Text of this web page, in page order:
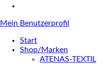
Mein Benutzerprofil
Start
Shop/Marken
ATENAS-TEXTIL